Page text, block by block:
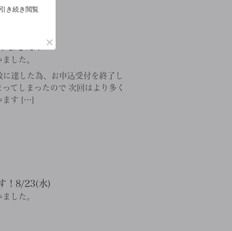
した。
達した為、お申込受付を終了し
てしまったので 次回はより多く
ます […]
！8/23(水)
した。
き続き閲覧